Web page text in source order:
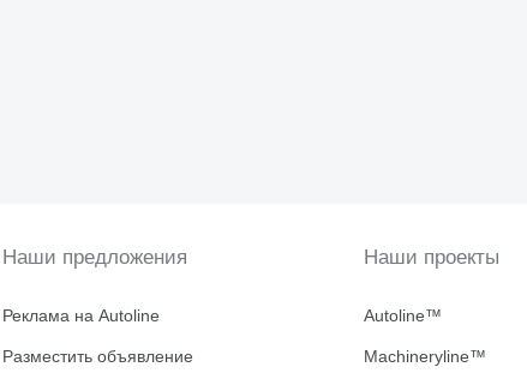
Наши предложения
Реклама на Autoline
Разместить объявление
Наши проекты
Autoline™
Machineryline™